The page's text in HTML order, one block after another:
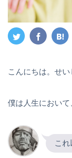
こんにちは。せい
僕は人生において
これ